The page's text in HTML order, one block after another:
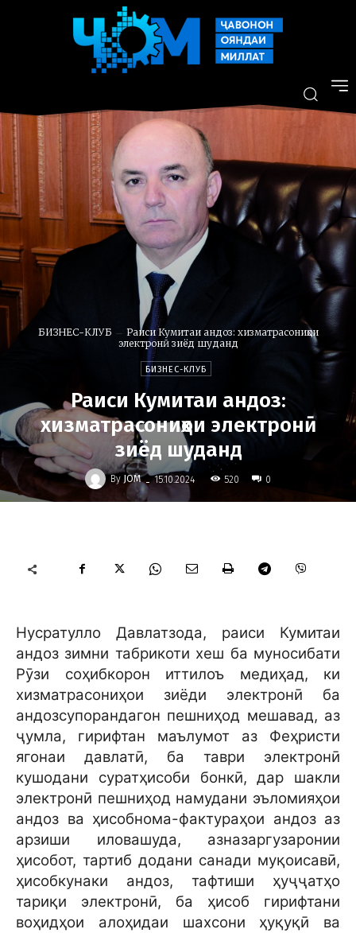
БИЗНЕС-КЛУБ
Раиси Кумитаи андоз: хизматрасониҳои
электронӣ зиёд шуданд
БИЗНЕС-КЛУБ
Раиси Кумитаи андоз:
хизматрасониҳои электронӣ
зиёд шуданд
By JOM - 15.10.2024 520 0
Нусратулло Давлатзода, раиси Кумитаи
андоз зимни табрикоти хеш ба муносибати
Рӯзи соҳибкорон иттилоъ медиҳад, ки
хизматрасониҳои зиёди электронӣ ба
андозсупорандагон пешниҳод мешавад, аз
ҷумла, гирифтан маълумот аз Феҳристи
ягонаи давлатӣ, ба таври электронӣ
кушодани суратҳисоби бонкӣ, дар шакли
электронӣ пешниҳод намудани эъломияҳои
андоз ва ҳисобнома-фактураҳои андоз аз
арзиши иловашуда, азназаргузаронии
ҳисобот, тартиб додани санади муқоисавӣ,
ҳисобкунаки андоз, тафтиши ҳуҷҷатҳо
тариқи электронӣ, ба ҳисоб гирифтани
воҳидҳои алоҳидаи шахсони ҳуқуқӣ ва